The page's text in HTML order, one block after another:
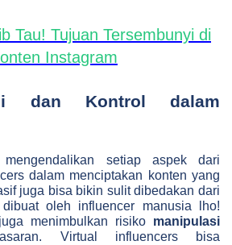
Tau! Tujuan Tersembunyi di
Instagram
dan Kontrol dalam
mengendalikan setiap aspek dari
dalam menciptakan konten yang
juga bisa bikin sulit dibedakan dari
oleh influencer manusia lho!
menimbulkan risiko manipulasi
Virtual influencers bisa